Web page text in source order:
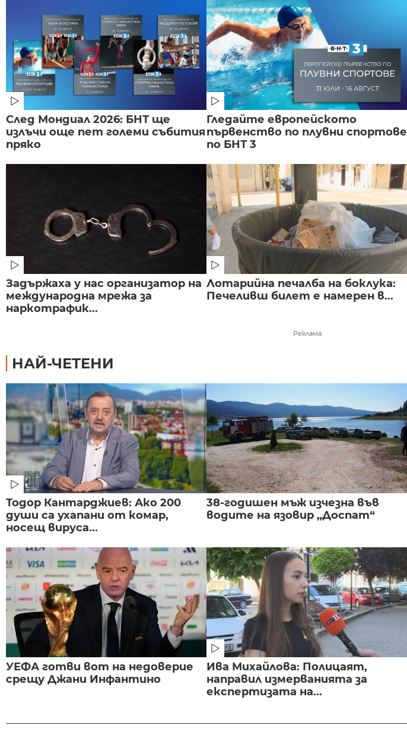
След Мондиал 2026: БНТ ще
излъчи още пет големи събития
пряко
Гледайте европейското
първенство по плувни спортове
по БНТ 3
Задържаха у нас организатор на
международна мрежа за
наркотрафик...
Лотарийна печалба на боклука:
Печеливш билет е намерен в...
Реклама
НАЙ-ЧЕТЕНИ
Тодор Кантарджиев: Ако 200
души са ухапани от комар,
носещ вируса...
38-годишен мъж изчезна във
водите на язовир „Доспат“
УЕФА готви вот на недоверие
срещу Джани Инфантино
Ива Михайлова: Полицаят,
направил измерванията за
експертизата на...